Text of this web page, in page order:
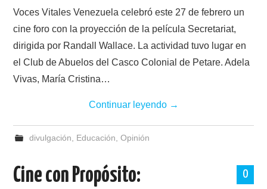
Voces Vitales Venezuela celebró este 27 de febrero un
cine foro con la proyección de la película Secretariat,
dirigida por Randall Wallace. La actividad tuvo lugar en
el Club de Abuelos del Casco Colonial de Petare. Adela
Vivas, María Cristina…
Continuar leyendo →
divulgación Educación Opinión
0
Cine con Propósito: